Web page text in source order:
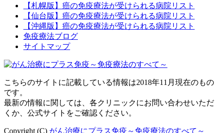
【札幌版】癌の免疫療法が受けられる病院リスト
【仙台版】癌の免疫療法が受けられる病院リスト
【沖縄版】癌の免疫療法が受けられる病院リスト
免疫療法ブログ
サイトマップ
こちらのサイトに記載している情報は2018年11月現在のもの
です。
最新の情報に関しては、各クリニックにお問い合わせいただ
くか、公式サイトをご確認ください。
Copyright (C) がん治療にプラス免疫～免疫療法のすべて～